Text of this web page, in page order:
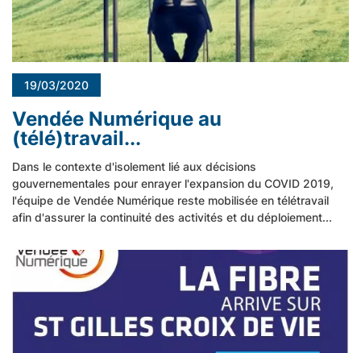
19/03/2020
Vendée Numérique au
(télé)travail...
Dans le contexte d'isolement lié aux décisions
gouvernementales pour enrayer l'expansion du COVID 2019,
l'équipe de Vendée Numérique reste mobilisée en télétravail
afin d'assurer la continuité des activités et du déploiement...